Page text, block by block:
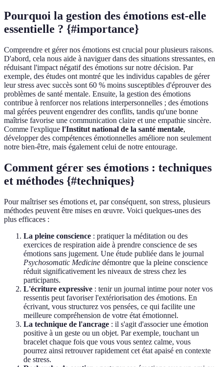
Pourquoi la gestion des émotions est-elle
essentielle ? {#importance}
Comprendre et gérer nos émotions est crucial pour plusieurs raisons.
D'abord, cela nous aide à naviguer dans des situations stressantes, en
réduisant l'impact négatif des émotions sur notre décision. Par
exemple, des études ont montré que les individus capables de gérer
leur stress avec succès sont 60 % moins susceptibles d'éprouver des
problèmes de santé mentale. Ensuite, la gestion des émotions
contribue à renforcer nos relations interpersonnelles ; des émotions
mal gérées peuvent engendrer des conflits, tandis qu'une bonne
maîtrise favorise une communication claire et une empathie sincère.
Comme l'explique l'Institut national de la santé mentale,
développer des compétences émotionnelles améliore non seulement
notre bien-être, mais également celui de notre entourage.
Comment gérer ses émotions : techniques
et méthodes {#techniques}
Pour maîtriser ses émotions et, par conséquent, son stress, plusieurs
méthodes peuvent être mises en œuvre. Voici quelques-unes des
plus efficaces :
La pleine conscience : pratiquer la méditation ou des
exercices de respiration aide à prendre conscience de ses
émotions sans jugement. Une étude publiée dans le journal
Psychosomatic Medicine démontre que la pleine conscience
réduit significativement les niveaux de stress chez les
participants.
L'écriture expressive : tenir un journal intime pour noter vos
ressentis peut favoriser l'extériorisation des émotions. En
écrivant, vous structurez vos pensées, ce qui facilite une
meilleure compréhension de votre état émotionnel.
La technique de l'ancrage : il s'agit d'associer une émotion
positive à un geste ou un objet. Par exemple, touchant un
bracelet chaque fois que vous vous sentez calme, vous
pourrez ainsi retrouver rapidement cet état apaisé en contexte
de stress.